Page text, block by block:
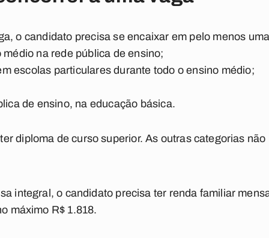
o candidato precisa se encaixar em pelo menos
na rede pública de ensino;
escolas particulares durante todo o ensino médio;
de ensino, na educação básica.
diploma de curso superior. As outras categorias
integral , o candidato precisa ter renda familiar
máximo R$ 1.818.